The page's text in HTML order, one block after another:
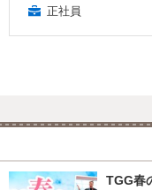
正社員
TGG春